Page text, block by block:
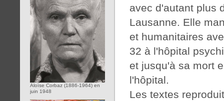
Aloïse Corbaz (1886-1964) en
juin 1948
avec d'autant plus
Lausanne. Elle
et humanitaires
32 à l'hôpital
et jusqu'à sa mort
l'hôpital.
Les textes